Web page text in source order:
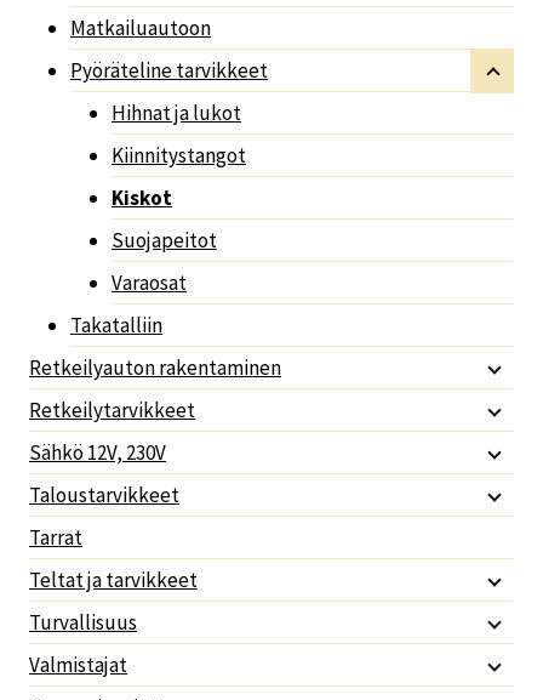
Matkailuautoon
Pyöräteline tarvikkeet
Hihnat ja lukot
Kiinnitystangot
Kiskot
Suojapeitot
Varaosat
Takatalliin
Retkeilyauton rakentaminen
Retkeilytarvikkeet
Sähkö 12V, 230V
Taloustarvikkeet
Tarrat
Teltat ja tarvikkeet
Turvallisuus
Valmistajat